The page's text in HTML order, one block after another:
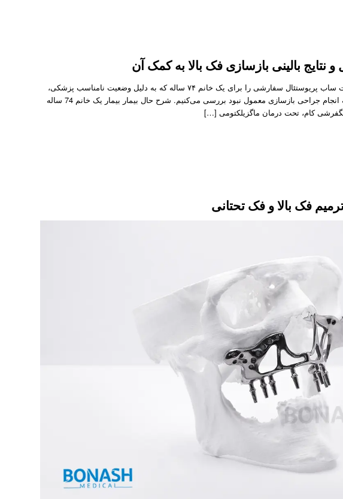
نتایج بالینی بازسازی فک بالا به کمک آن
در این مطلب نتیجه جایگذاری ایمپلنت ساب پریوستئال سفارشی را برای یک خانم ۷۴ ساله که به دلیل وضعیت نامناسب پزشکی،
به ویژه به خطر افتادن عروق قادر به انجام جراحی بازسازی معمول نبود بررسی می‌کنیم. شرح حال بیمار بیمار یک خانم 74 ساله
کام، تحت درمان ماگزیلکتومی […]
فک بالا و فک تحتانی